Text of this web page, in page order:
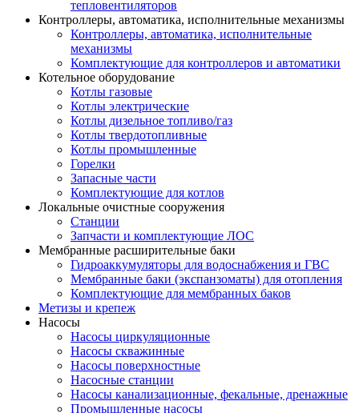
тепловентиляторов
Контроллеры, автоматика, исполнительные механизмы
Контроллеры, автоматика, исполнительные
механизмы
Комплектующие для контроллеров и автоматики
Котельное оборудование
Котлы газовые
Котлы электрические
Котлы дизельное топливо/газ
Котлы твердотопливные
Котлы промышленные
Горелки
Запасные части
Комплектующие для котлов
Локальные очистные сооружения
Станции
Запчасти и комплектующие ЛОС
Мембранные расширительные баки
Гидроаккумуляторы для водоснабжения и ГВС
Мембранные баки (экспанзоматы) для отопления
Комплектующие для мембранных баков
Метизы и крепеж
Насосы
Насосы циркуляционные
Насосы скважинные
Насосы поверхностные
Насосные станции
Насосы канализационные, фекальные, дренажные
Промышленные насосы